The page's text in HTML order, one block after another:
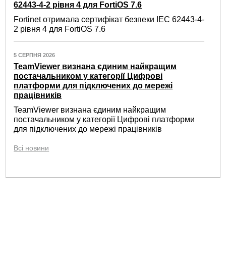
62443-4-2 рівня 4 для FortiOS 7.6
Fortinet отримала сертифікат безпеки IEC 62443-4-
2 рівня 4 для FortiOS 7.6
5 СЕРПНЯ 2026
TeamViewer визнана єдиним найкращим
постачальником у категорії Цифрові
платформи для підключених до мережі
працівників
TeamViewer визнана єдиним найкращим
постачальником у категорії Цифрові платформи
для підключених до мережі працівників
Всі новини